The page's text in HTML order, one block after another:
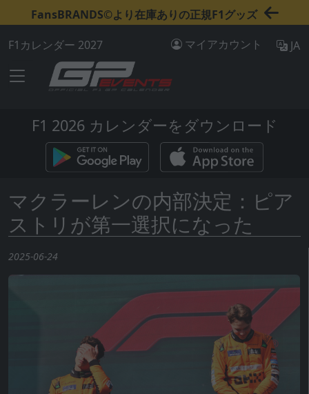
FansBRANDS©より在庫ありの正規F1グッズ
F1カレンダー 2027 マイアカウント JA
F1 2026 カレンダーをダウンロード
マクラーレンの内部決定：ピア
ストリが第一選択になった
2025-06-24